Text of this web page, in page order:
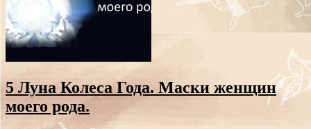
5 Луна Колеса Года. Маски женщин
моего рода.